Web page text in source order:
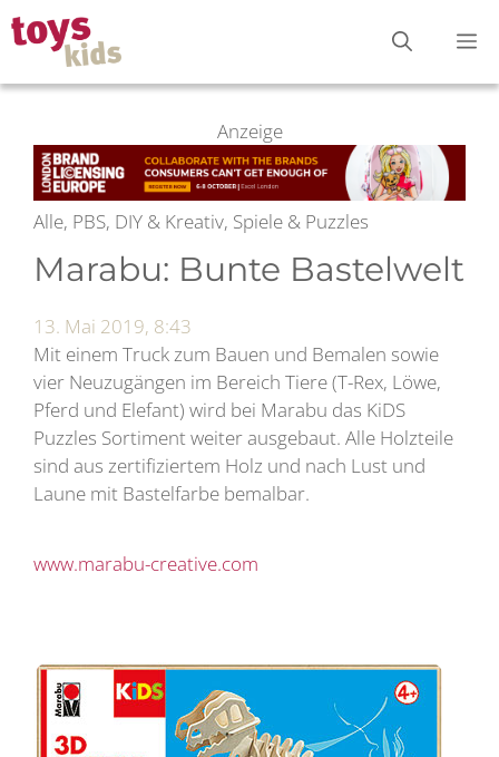
Zum
Inhalt
springen
Anzeige
Alle, PBS, DIY & Kreativ, Spiele & Puzzles
Marabu: Bunte Bastelwelt
13. Mai 2019, 8:43
Mit einem Truck zum Bauen und Bemalen sowie
vier Neuzugängen im Bereich Tiere (T-Rex, Löwe,
Pferd und Elefant) wird bei Marabu das KiDS
Puzzles Sortiment weiter ausgebaut. Alle Holzteile
sind aus zertifiziertem Holz und nach Lust und
Laune mit Bastelfarbe bemalbar.
www.marabu-creative.com